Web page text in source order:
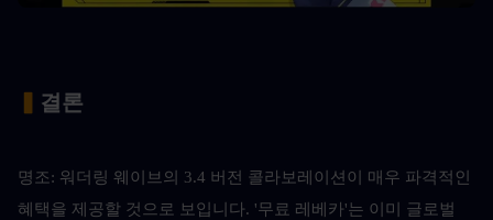
결론
명조: 워더링 웨이브의 3.4 버전 콜라보레이션이 매우 파격적인
혜택을 제공할 것으로 보입니다. '무료 레베카'는 이미 글로벌